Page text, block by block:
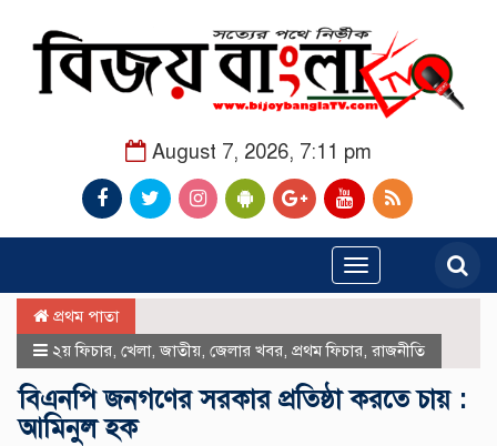
August 7, 2026, 7:11 pm
Toggle
navigation
প্রথম পাতা
২য় ফিচার খেলা,জাতীয় জেলার খবর প্রথম ফিচার রাজনীতি
বিএনপি জনগণের সরকার প্রতিষ্ঠা করতে চায় :
আমিনুল হক